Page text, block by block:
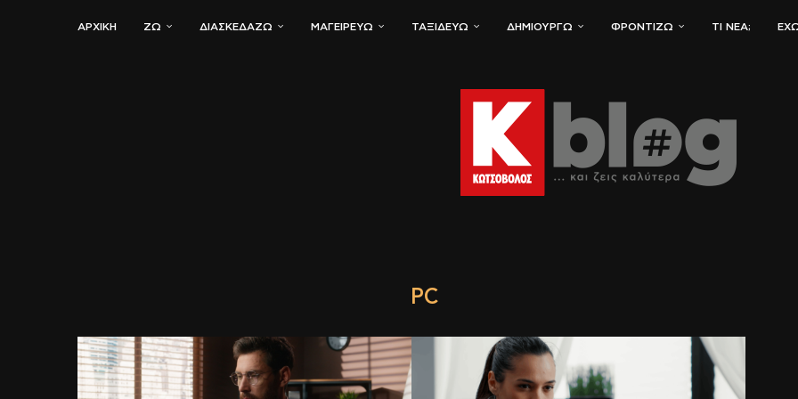
ΑΡΧΙΚΗ ΖΏ ΔΙΑΣΚΕΔΆΖΩ ΜΑΓΕΙΡΕΎΩ ΤΑΞΙΔΕΎΩ ΔΗΜΙΟΥΡΓΏ ΦΡΟΝΤΊΖΩ ΤΙ ΝΈΑ;
PC